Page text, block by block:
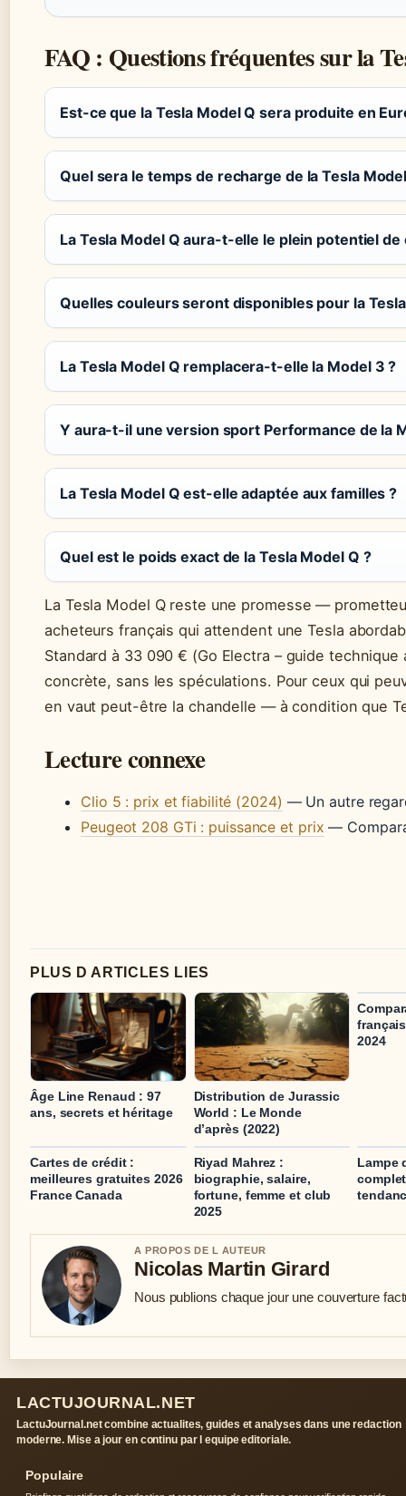
FAQ : Questions fréquentes sur la
Est-ce que la Tesla Model Q sera produite en
Quel sera le temps de recharge de la Tesla
La Tesla Model Q aura-t-elle le plein potentiel
Quelles couleurs seront disponibles pour la
La Tesla Model Q remplacera-t-elle la Model 3 ?
Y aura-t-il une version sport Performance de la
La Tesla Model Q est-elle adaptée aux familles ?
Quel est le poids exact de la Tesla Model Q ?
La Tesla Model Q reste une promesse —
acheteurs français qui attendent une Tesla
Standard à 33 090 € (Go Electra – guide
concrète, sans les spéculations. Pour ceux qui
en vaut peut-être la chandelle — à condition que
Lecture connexe
Clio 5 : prix et fiabilité (2024) — Un autre
Peugeot 208 GTi : puissance et prix —
PLUS D ARTICLES LIES
Âge Line Renaud : 97
ans, secrets et héritage
Distribution de Jurassic
World : Le Monde
d’après (2022)
2024
Cartes de crédit :
meilleures gratuites 2026
France Canada
Riyad Mahrez :
biographie, salaire,
fortune, femme et club
2025
Lampe
A PROPOS DE L AUTEUR
Nicolas Martin Girard
Nous publions chaque jour une couverture
LACTUJOURNAL.NET
LactuJournal.net combine actualites, guides et analyses dans une redaction
moderne. Mise a jour en continu par l equipe editoriale.
Populaire